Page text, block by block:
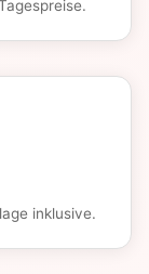
inklusive.